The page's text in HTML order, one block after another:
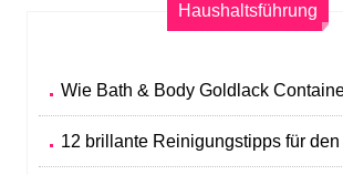
Haushaltsführung
Wie Bath & Body Goldlack
12 brillante Reinigungstipps für den